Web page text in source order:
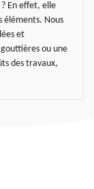
En effet, elle
éléments. Nous
et
ou une
des travaux,